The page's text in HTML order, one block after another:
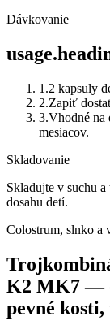
Dávkovanie
1 .2 kapsuly
2.Zapiť
3.Vhodné na
mesiacov.
Skladovanie
Skladujte v suchu
dosahu detí.
Colostrum, slnko a
K2 MK7 —
pevné